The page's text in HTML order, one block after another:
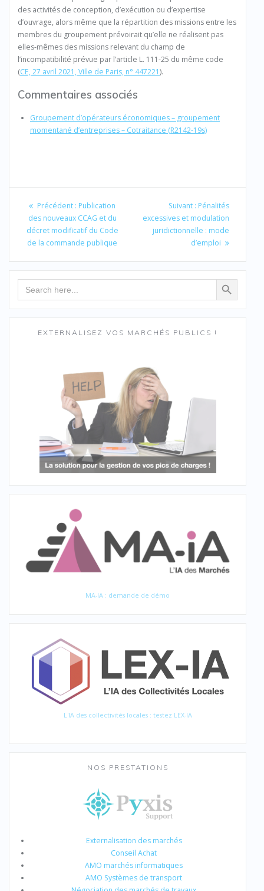
des activités de conception, d’exécution ou d’expertise
d’ouvrage, alors même que la répartition des missions entre les
membres du groupement prévoirait qu’elle ne réalisent pas
elles-mêmes des missions relevant du champ de
l’incompatibilité prévue par l’article L. 111-25 du même code
(CE, 27 avril 2021, Ville de Paris, n° 447221).
Commentaires associés
Groupement d’opérateurs économiques – groupement
momentané d’entreprises – Cotraitance (R2142-19s)
l’article
Précédent : Article
précédent
:
Publication
des nouveaux CCAG et du
décret modificatif du Code
de la commande publique
Suivant : Article
suivant
:
Pénalités
excessives et modulation
juridictionnelle : mode
d’emploi
Search Search Button
EXTERNALISEZ VOS MARCHÉS PUBLICS !
MA-IA : demande de démo
L'IA des collectivités locales : testez LEX-IA
NOS PRESTATIONS
Externalisation des marchés
Conseil Achat
AMO marchés informatiques
AMO Systèmes de transport